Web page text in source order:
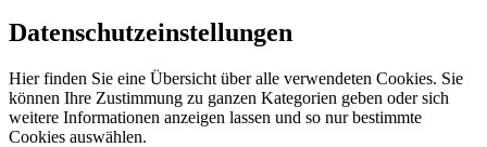
Datenschutzeinstellungen
Hier finden Sie eine Übersicht über alle verwendeten Cookies. Sie
können Ihre Zustimmung zu ganzen Kategorien geben oder sich
weitere Informationen anzeigen lassen und so nur bestimmte
Cookies auswählen.